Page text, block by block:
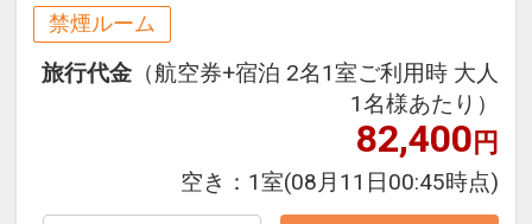
にも最適！
旅行期間中の1泊だけの宿泊や延
泊・飛び泊なども自由自在です。
フライトは、安心のJAL（または
JALグループ）確約！フライトマイ
ル50%貯まります。
禁煙ルーム
旅行代金 （航空券+宿泊 2名1室ご利用時 大人
1名様あたり）
82,400円
空き： 1室(08月11日00:45時点)